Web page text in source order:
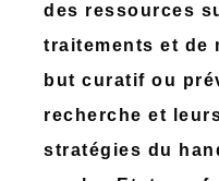
des ressources
traitements et de
but curatif ou
recherche et
stratégies du